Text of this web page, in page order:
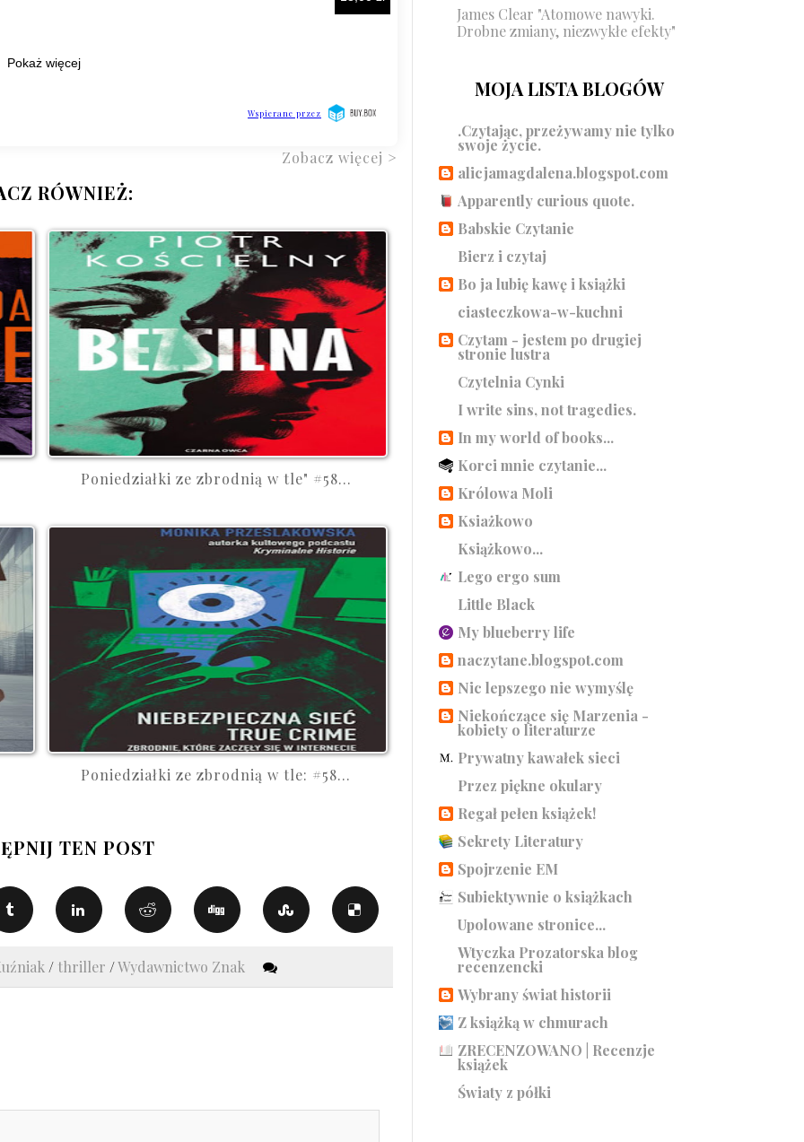
Zobacz więcej >
RÓWNIEŻ:
Poniedziałki ze zbrodnią w tle" #58...
Poniedziałki ze zbrodnią w tle: #58...
TEN POST
/ thriller /Wydawnictwo Znak
James Clear "Atomowe nawyki.
Drobne zmiany, niezwykłe efekty"
MOJA LISTA BLOGÓW
.Czytając, przeżywamy nie tylko
swoje życie.
alicjamagdalena.blogspot.com
Apparently curious quote.
Babskie Czytanie
Bierz i czytaj
Bo ja lubię kawę i książki
ciasteczkowa-w-kuchni
Czytam - jestem po drugiej
stronie lustra
Czytelnia Cynki
I write sins, not tragedies.
In my world of books...
Korci mnie czytanie...
Królowa Moli
Ksiażkowo
Książkowo...
Lego ergo sum
Little Black
My blueberry life
naczytane.blogspot.com
Nic lepszego nie wymyślę
Niekończące się Marzenia -
kobiety o literaturze
Prywatny kawałek sieci
Przez piękne okulary
Regał pełen książek!
Sekrety Literatury
Spojrzenie EM
Subiektywnie o książkach
Upolowane stronice...
Wtyczka Prozatorska blog
recenzencki
Wybrany świat historii
Z książką w chmurach
ZRECENZOWANO | Recenzje
książek
Światy z półki